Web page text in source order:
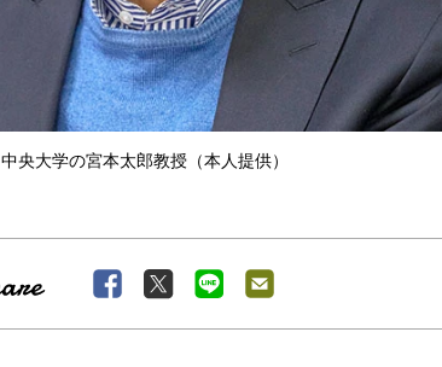
中央大学の宮本太郎教授（本人提供）